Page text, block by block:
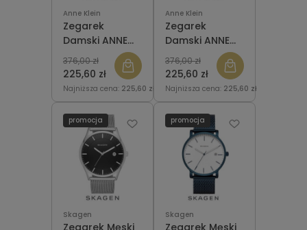
Anne Klein
Zegarek
Damski ANNE
KLEIN
AK/2431WTSV
225,60 zł
376,00 zł
Najniższa cena: 225,60 zł
Anne Klein
Zegarek
Damski ANNE
KLEIN
AK/2617CLSV
225,60 zł
376,00 zł
Najniższa cena: 225,60 zł
Skagen
Zegarek Męski
promocja
Skagen
Zegarek Męski
promocja